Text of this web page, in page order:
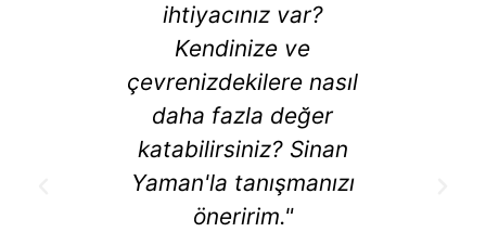
ihtiyacınız var?
Kendinize ve
çevrenizdekilere nasıl
daha fazla değer
katabilirsiniz? Sinan
Yaman'la tanışmanızı
öneririm."